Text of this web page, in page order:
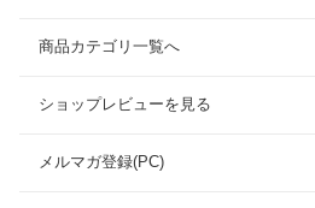
商品カテゴリ一覧へ
ショップレビューを見る
メルマガ登録(PC)